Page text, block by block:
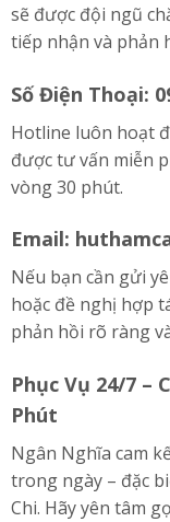
sẽ được đội ngũ
tiếp nhận và phản
Số Điện Thoại:
Hotline luôn hoạt
được tư vấn miễn
vòng 30 phút.
Email:
Nếu bạn cần gửi
hoặc đề nghị hợp
phản hồi rõ ràng
Phục Vụ 24/7 –
Phút
Ngân Nghĩa cam
trong ngày – đặc
Chi. Hãy yên tâm